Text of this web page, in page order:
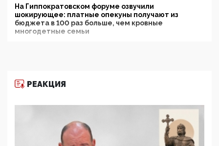
На Гиппократовском форуме озвучили
шокирующее: платные опекуны получают из
бюджета в 100 раз больше, чем кровные
многодетные семьи
11:53, 09 Июня 2026
деятельность ИИТО ЮНЕСКО в России, но
цифроглобалисты продолжают определять
повестку в образовании
09:43, 01 Июня 2026
РЕАКЦИЯ